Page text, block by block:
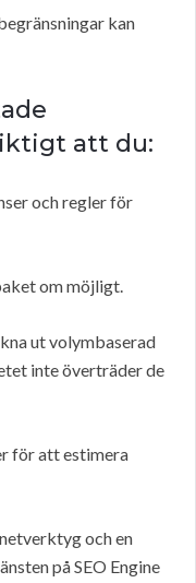
kan
att du:
och regler för
om möjligt.
ut volymbaserad
inte överträder de
för att estimera
och en
på SEO Engine